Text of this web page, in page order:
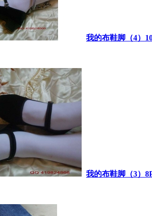
我的布鞋脚（4）
我的布鞋脚（3）